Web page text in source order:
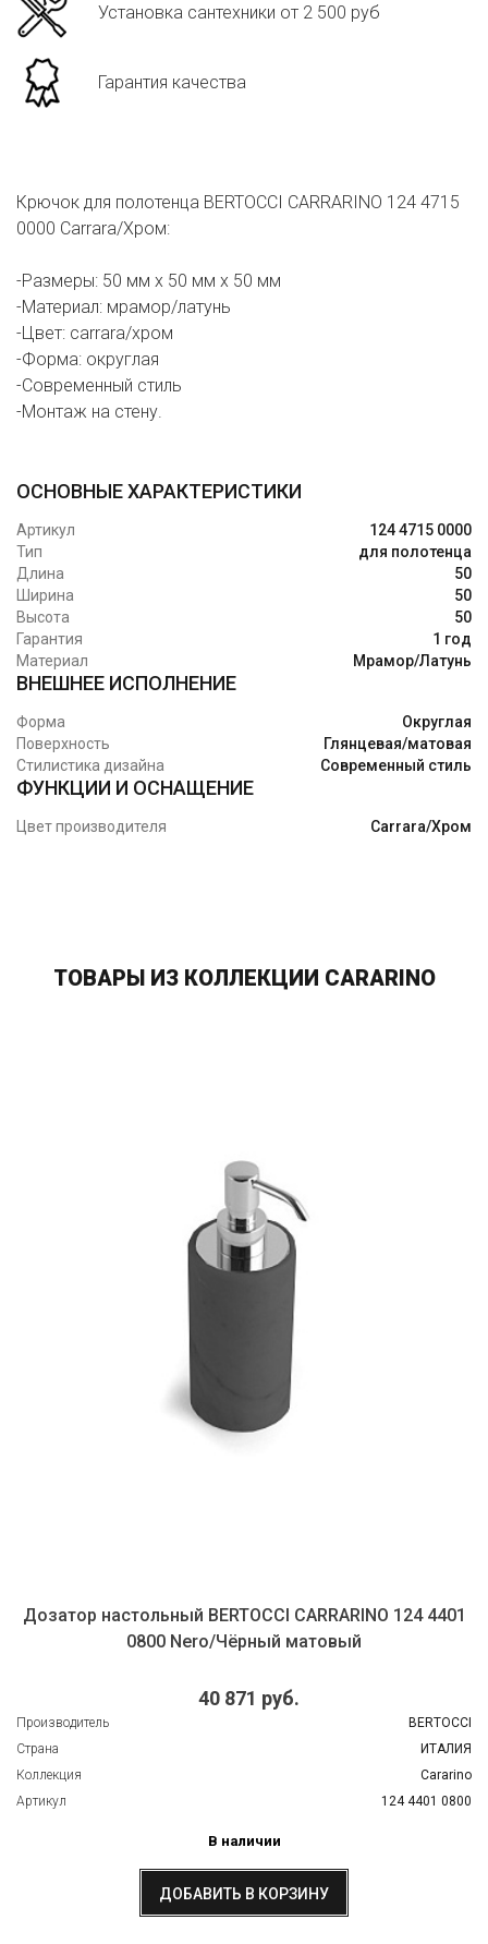
Установка сантехники от 2 500 руб
Гарантия качества
Крючок для полотенца BERTOCCI CARRARINO 124 4715
0000 Carrara/Хром:
-Размеры: 50 мм х 50 мм х 50 мм
-Материал: мрамор/латунь
-Цвет: carrara/хром
-Форма: округлая
-Современный стиль
-Монтаж на стену.
ОСНОВНЫЕ ХАРАКТЕРИСТИКИ
Артикул
124 4715 0000
Тип
для полотенца
Длина
50
Ширина
50
Высота
50
Гарантия
1 год
Материал
Мрамор/Латунь
ВНЕШНЕЕ ИСПОЛНЕНИЕ
Форма
Округлая
Поверхность
Глянцевая/матовая
Стилистика дизайна
Современный стиль
ФУНКЦИИ И ОСНАЩЕНИЕ
Цвет производителя Carrara/Хром
ТОВАРЫ ИЗ КОЛЛЕКЦИИ CARARINO
Дозатор настольный BERTOCCI CARRARINO 124 4401
0800 Nero/Чёрный матовый
40 871 руб.
Производитель
BERTOCCI
Страна
ИТАЛИЯ
Коллекция
Cararino
Артикул
124 4401 0800
В наличии
ДОБАВИТЬ В КОРЗИНУ